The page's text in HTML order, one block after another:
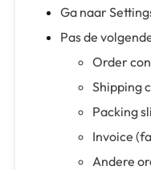
Ga naar
Pas de
Order
Shipping
Packing
Invoice
Andere